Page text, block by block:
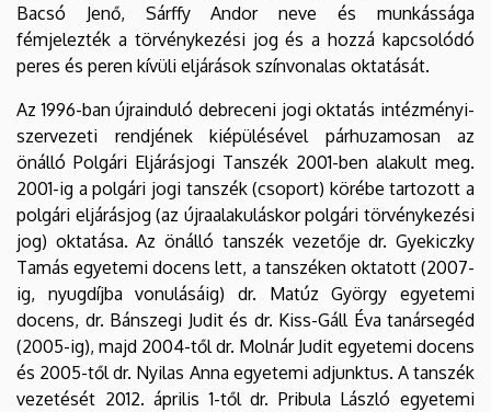
Bacsó Jenő, Sárffy Andor neve és munkássága
fémjelezték a törvénykezési jog és a hozzá kapcsolódó
peres és peren kívüli eljárások színvonalas oktatását.
Az 1996-ban újrainduló debreceni jogi oktatás intézményi-
szervezeti rendjének kiépülésével párhuzamosan az
önálló Polgári Eljárásjogi Tanszék 2001-ben alakult meg.
2001-ig a polgári jogi tanszék (csoport) körébe tartozott a
polgári eljárásjog (az újraalakuláskor polgári törvénykezési
jog) oktatása. Az önálló tanszék vezetője dr. Gyekiczky
Tamás egyetemi docens lett, a tanszéken oktatott (2007-
ig, nyugdíjba vonulásáig) dr. Matúz György egyetemi
docens, dr. Bánszegi Judit és dr. Kiss-Gáll Éva tanársegéd
(2005-ig), majd 2004-től dr. Molnár Judit egyetemi docens
és 2005-től dr. Nyilas Anna egyetemi adjunktus. A tanszék
vezetését 2012. április 1-től dr. Pribula László egyetemi